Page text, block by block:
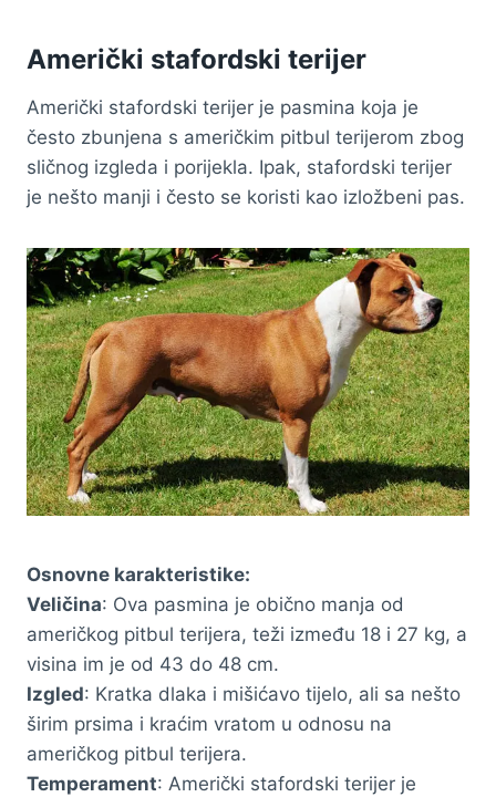
Američki stafordski terijer
Američki stafordski terijer je pasmina koja je
često zbunjena s američkim pitbul terijerom zbog
sličnog izgleda i porijekla. Ipak, stafordski terijer
je nešto manji i često se koristi kao izložbeni pas.
Osnovne karakteristike:
Veličina: Ova pasmina je obično manja od
američkog pitbul terijera, teži između 18 i 27 kg, a
visina im je od 43 do 48 cm.
Izgled: Kratka dlaka i mišićavo tijelo, ali sa nešto
širim prsima i kraćim vratom u odnosu na
američkog pitbul terijera.
Temperament: Američki stafordski terijer je